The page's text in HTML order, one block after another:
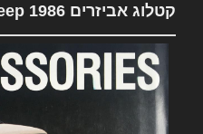
קטלוג אביזרים Jeep 1986